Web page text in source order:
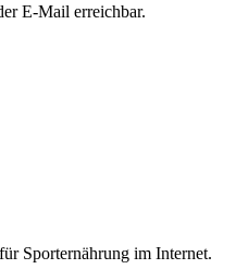
E-Mail erreichbar.
Sporternährung im Internet.